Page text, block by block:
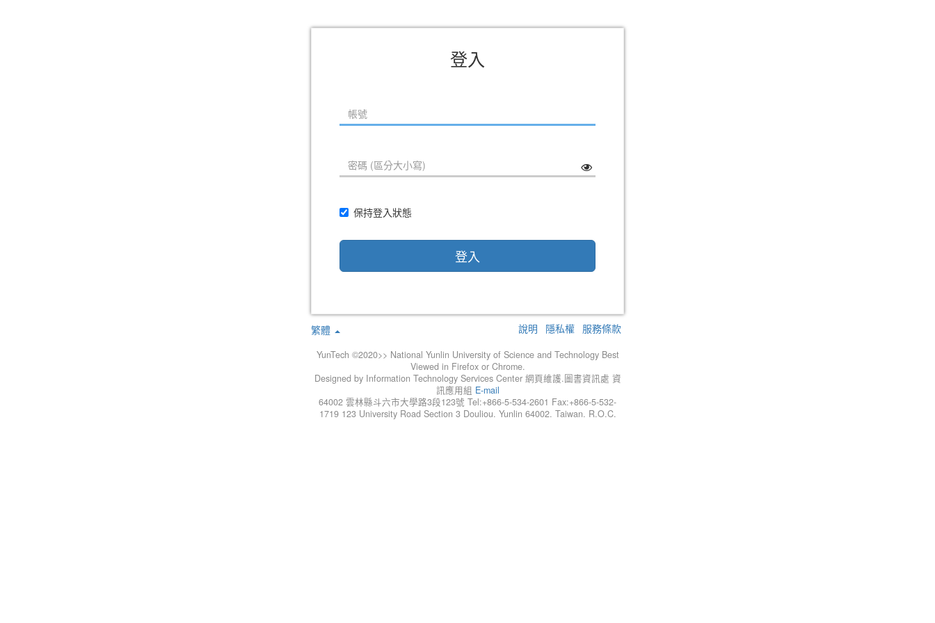
登入
保持登入狀態
登入
繁體 說明 隱私權 服務條款
YunTech ©2020>> National Yunlin University of Science and Technology Best
Viewed in Firefox or Chrome.
Designed by Information Technology Services Center 網頁維護.圖書資訊處 資
訊應用組 E-mail
64002 雲林縣斗六市大學路3段123號 Tel:+866-5-534-2601 Fax:+866-5-532-
1719 123 University Road Section 3 Douliou. Yunlin 64002. Taiwan. R.O.C.